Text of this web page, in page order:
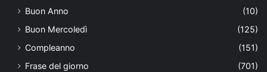
Buon Anno
(10)
Buon Mercoledì
(125)
Compleanno
(151)
Frase del giorno
(701)